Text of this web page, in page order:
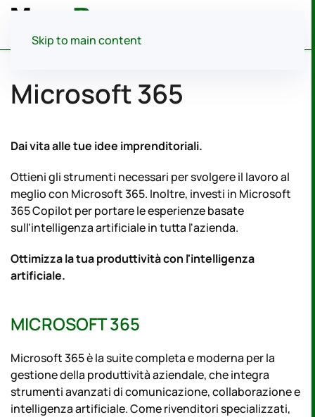
Skip to main content
Microsoft 365
Dai vita alle tue idee imprenditoriali.
Ottieni gli strumenti necessari per svolgere il lavoro al
meglio con Microsoft 365. Inoltre, investi in Microsoft
365 Copilot per portare le esperienze basate
sull'intelligenza artificiale in tutta l'azienda.
Ottimizza la tua produttività con l'intelligenza
artificiale.
MICROSOFT 365
Microsoft 365 è la suite completa e moderna per la
gestione della produttività aziendale, che integra
strumenti avanzati di comunicazione, collaborazione e
intelligenza artificiale. Come rivenditori specializzati,